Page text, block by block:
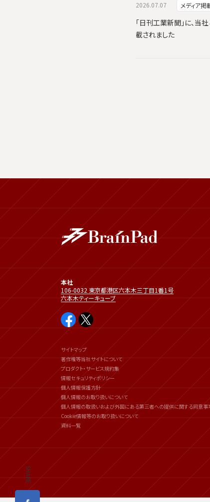
SHARE
2026.07.07 メディア掲
「日刊工業新聞」に、
載されました
本社
106-0032 東京都港区六本木三丁目1番1号
六本木ティーキューブ
サイトマップ
著作権等当社サイトについて
プロダクト・サービス規約集
情報セキュリティポリシー
個人情報保護方針
個人情報のお取り扱いについて
個人情報の取扱いおよび外国にある第三者への提供に関する同意事
Cookie情報等のお取り扱いについて
資料一覧